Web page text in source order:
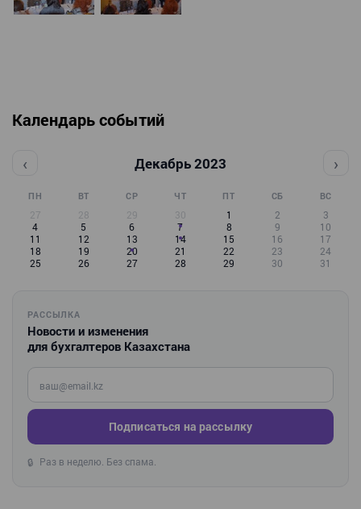
Календарь событий
‹ Декабрь 2023 ›
ПН ВТ СР ЧТ ПТ СБ ВС
27 28 29 30 1 2
3
4
5 6 7 8 9
10
11
12 13 14 15 16
17
18
19 20 21 22 23
24
25
26 27 28 29 30 31
РАССЫЛКА
Новости и изменения
для бухгалтеров Казахстана
Введите ваш e-mail
Подписаться на рассылку
🔒 Раз в неделю. Без спама.